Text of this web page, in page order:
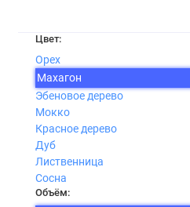
Цвет:
Орех
Махагон
Эбеновое дерево
Мокко
Красное дерево
Дуб
Лиственница
Сосна
Объём: